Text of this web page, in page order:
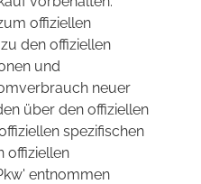
offiziellen
den offiziellen
und
neuer
über den offiziellen
spezifischen
offiziellen
entnommen